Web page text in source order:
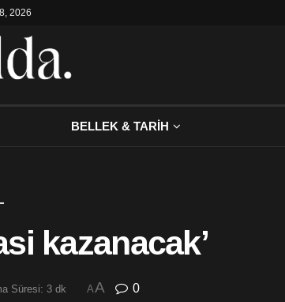
2026
BELLEK & TARİH
kazanacak’
Süresi: 3 dk AA 0